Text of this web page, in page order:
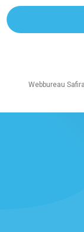
Webbureau Safira